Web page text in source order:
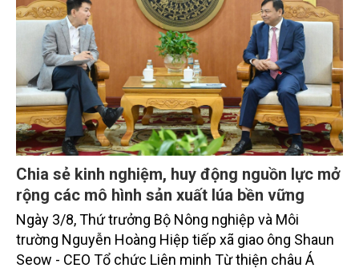
Chia sẻ kinh nghiệm, huy động nguồn lực mở
rộng các mô hình sản xuất lúa bền vững
Ngày 3/8, Thứ trưởng Bộ Nông nghiệp và Môi
trường Nguyễn Hoàng Hiệp tiếp xã giao ông Shaun
Seow - CEO Tổ chức Liên minh Từ thiện châu Á